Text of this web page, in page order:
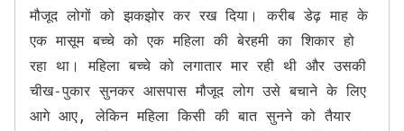
मौजूद लोगों को झकझोर कर रख दिया। करीब डेढ़ माह के
एक मासूम बच्चे को एक महिला की बेरहमी का शिकार हो
रहा था। महिला बच्चे को लगातार मार रही थी और उसकी
चीख-पुकार सुनकर आसपास मौजूद लोग उसे बचाने के लिए
आगे आए, लेकिन महिला किसी की बात सुनने को तैयार